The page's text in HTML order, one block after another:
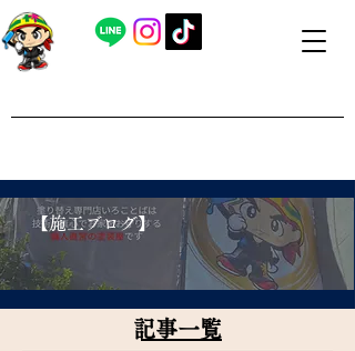
​【施工ブログ】
​記事一覧